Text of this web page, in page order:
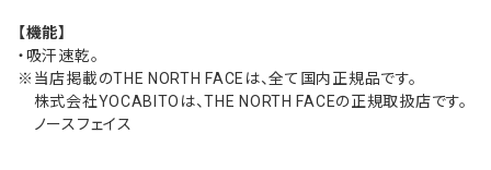
【機能】
・吸汗速乾。
※当店掲載のTHE NORTH FACEは、全て国内正規品です。
株式会社YOCABITOは、THE NORTH FACEの正規取扱店です。
ノースフェイス